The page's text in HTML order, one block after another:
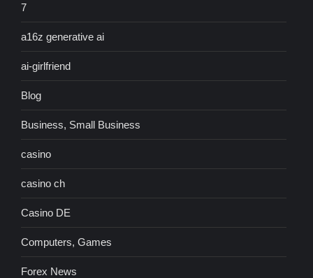
7
a16z generative ai
ai-girlfriend
Blog
Business, Small Business
casino
casino ch
Casino DE
Computers, Games
Forex News